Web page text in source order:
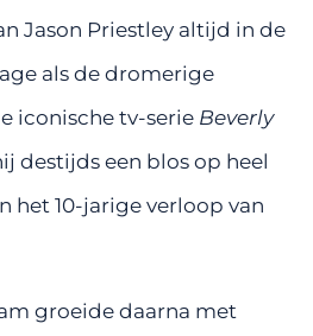
Jason Priestley altijd in de
als de dromerige
iconische tv-serie Beverly
destijds een blos op heel
het 10-jarige verloop van
groeide daarna met